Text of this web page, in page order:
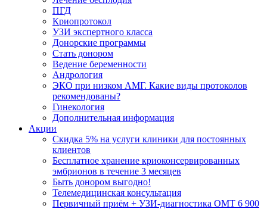
ПГД
Криопротокол
УЗИ экспертного класса
Донорские программы
Стать донором
Ведение беременности
Андрология
ЭКО при низком АМГ. Какие виды протоколов
рекомендованы?
Гинекология
Дополнительная информация
Акции
Скидка 5% на услуги клиники для постоянных
клиентов
Бесплатное хранение криоконсервированных
эмбрионов в течение 3 месяцев
Быть донором выгодно!
Телемедицинская консультация
Первичный приём + УЗИ-диагностика ОМТ 6 900